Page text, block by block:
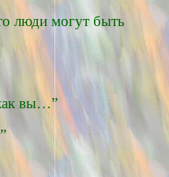
люди могут быть
вы…”